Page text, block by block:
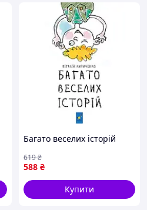
Багато веселих історій
588 ₴
619₴
Купити